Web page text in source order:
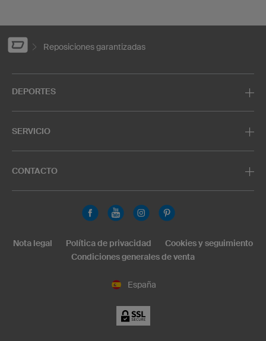
Reposiciones garantizadas
DEPORTES
SERVICIO
CONTACTO
España
Nota legal Política de privacidad
Cookies y seguimiento
Condiciones generales de venta